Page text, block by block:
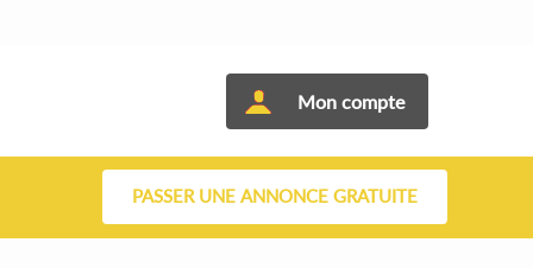
Mon compte
PASSER UNE ANNONCE GRATUITE